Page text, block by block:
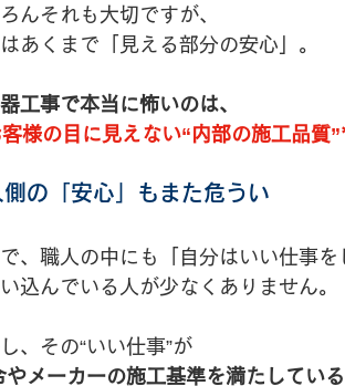
んそれも大切ですが、
あくまで「見える部分の安心」。
工事で本当に怖いのは、
様の目に見えない“内部の施工品質
側の「安心」もまた危うい
、職人の中にも「自分はいい仕事を
込んでいる人が少なくありません。
、その“いい仕事”が
やメーカーの施工基準を満たしてい